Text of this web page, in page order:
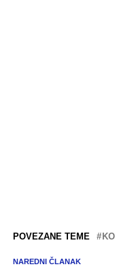
POVEZANE TEME
NAREDNI ČLANAK